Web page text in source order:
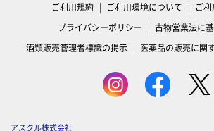
ご利用規約 ご利用環境について
ご
プライバシーポリシー
古物営業法に
酒類販売管理者標識の掲示
医薬品の販売に関
アスクル株式会社